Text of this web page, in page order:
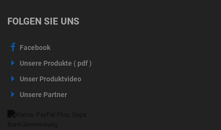
FOLGEN SIE UNS
Facebook
Unsere Produkte ( pdf )
Unser Produktvideo
Unsere Partner